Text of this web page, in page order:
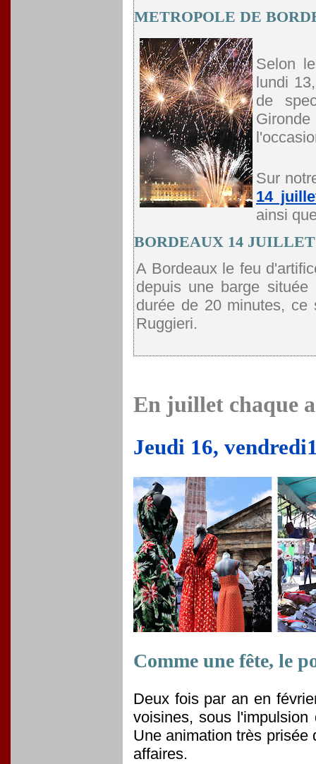
METROPOLE DE
Selon
lundi
de
Sur
14
ainsi
BORDEAUX 14 JUILLET
A Bordeaux le feu
depuis une barge
durée de 20 minutes, ce
Ruggieri.
En juillet chaque
Jeudi 16,
Comme une fête, le
Deux fois par an en
voisines, sous
Une animation très prisée
affaires.